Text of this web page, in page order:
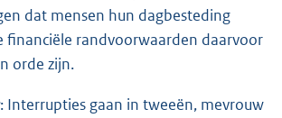
dat mensen hun dagbesteding
financiële randvoorwaarden daarvoor
orde zijn.
: Interrupties gaan in tweeën, mevrouw